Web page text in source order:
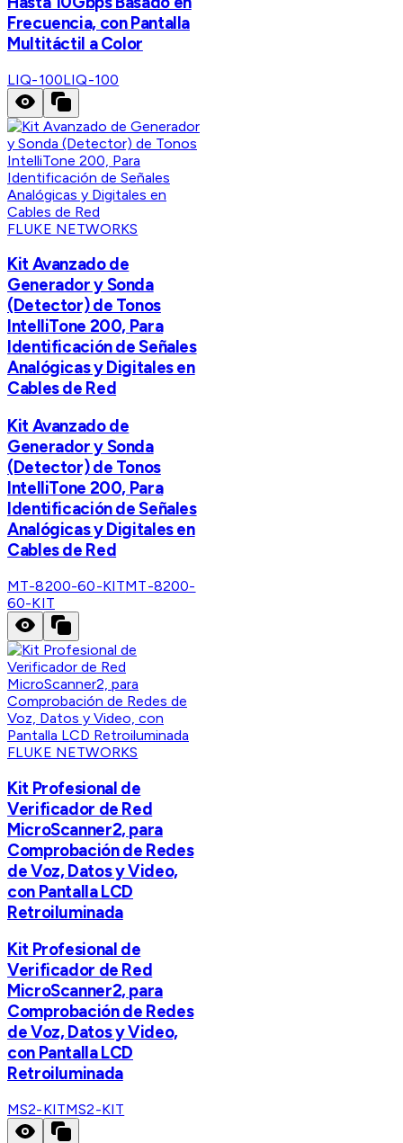
Frecuencia, con Pantalla
Multitáctil a Color
LIQ-100LIQ-100
FLUKE NETWORKS
Kit Avanzado de
Generador y Sonda
(Detector) de Tonos
IntelliTone 200, Para
Identificación de Señales
Analógicas y Digitales en
Cables de Red
Kit Avanzado de
Generador y Sonda
(Detector) de Tonos
IntelliTone 200, Para
Identificación de Señales
Analógicas y Digitales en
Cables de Red
MT-8200-60-KITMT-8200-
60-KIT
FLUKE NETWORKS
Kit Profesional de
Verificador de Red
MicroScanner2, para
Comprobación de Redes
de Voz, Datos y Video,
con Pantalla LCD
Retroiluminada
Kit Profesional de
Verificador de Red
MicroScanner2, para
Comprobación de Redes
de Voz, Datos y Video,
con Pantalla LCD
Retroiluminada
MS2-KITMS2-KIT